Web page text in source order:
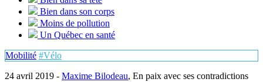
Bien dans son corps
Moins de pollution
Un Québec en santé
Mobilité #Vélo
24 avril 2019 - Maxime Bilodeau, En paix avec ses contradictions